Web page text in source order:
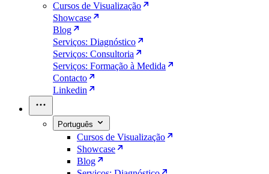
Cursos de Visualização
Showcase
Blog
Serviços: Diagnóstico
Serviços: Consultoria
Serviços: Formação à Medida
Contacto
Linkedin
Português
Cursos de Visualização
Showcase
Blog